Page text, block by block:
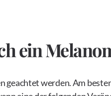
ein
werden. Am